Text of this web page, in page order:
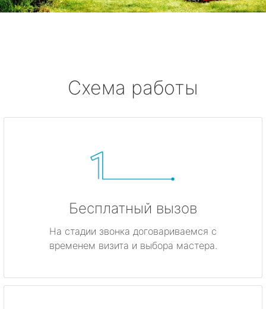
Схема работы
Бесплатный вызов
На стадии звонка договариваемся с
временем визита и выбора мастера.